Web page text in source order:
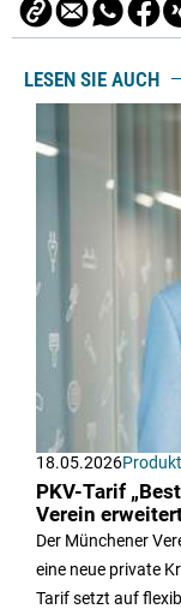
LESEN SIE AUCH
18.05.2026
PKV-Tarif
Verein
Der Münchener
eine neue private
Tarif setzt auf